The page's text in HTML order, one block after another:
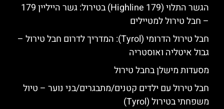
הגשר התלוי (Highline 179) בטירול: גשר הייליין 179
– חבל טירול למטיילים
חבל טירול הדרומי (Tyrol): המדריך לדרום חבל טירול –
גבול איטליה ואוסטריה
מסעדות מישלן בחבל טירול
חבל טירול עם ילדים קטנים/מתבגרים/בני נוער – טיול
משפחתי בטירול (Tyrol)